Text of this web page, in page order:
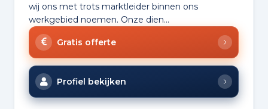
wij ons met trots marktleider binnen ons
werkgebied noemen. Onze dien...
Gratis offerte
Profiel bekijken